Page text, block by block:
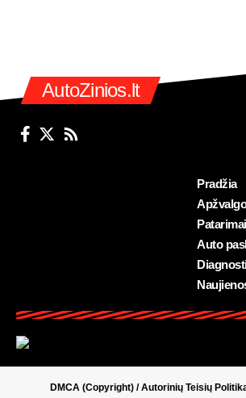
AutoZinios.lt
Pradžia
Patarimai
Auto
DMCA (Copyright) / Autorinių Teisių